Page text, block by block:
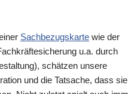
Sachbezugskarte wie der
u.a. durch
schätzen unsere
und die Tatsache, dass sie